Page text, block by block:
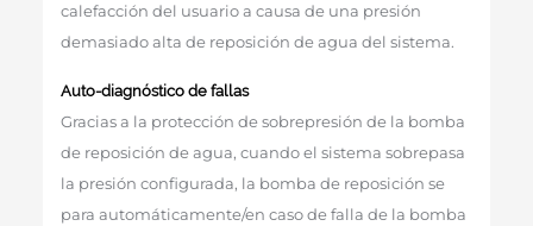
calefacción del usuario a causa de una presión
demasiado alta de reposición de agua del sistema.
Auto-diagnóstico de fallas
Gracias a la protección de sobrepresión de la bomba
de reposición de agua, cuando el sistema sobrepasa
la presión configurada, la bomba de reposición se
para automáticamente/en caso de falla de la bomba